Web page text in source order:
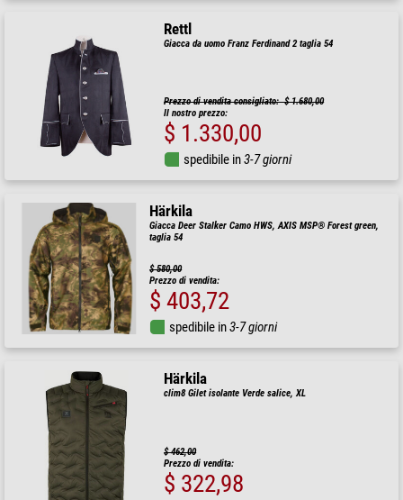
Rettl
Giacca da uomo Franz Ferdinand 2 taglia 54
Prezzo di vendita consigliato: $ 1.680,00
Il nostro prezzo:
$ 1.330,00
spedibile in3-7 giorni
Härkila
Giacca Deer Stalker Camo HWS, AXIS MSP® Forest green,
taglia 54
$ 580,00
Prezzo di vendita:
$ 403,72
spedibile in3-7 giorni
Härkila
clim8 Gilet isolante Verde salice, XL
$ 462,00
Prezzo di vendita:
$ 322,98